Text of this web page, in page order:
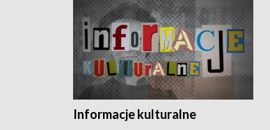
Informacje kulturalne